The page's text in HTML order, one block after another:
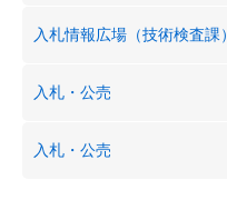
入札情報広場（技術検査課）
入札・公売
入札・公売